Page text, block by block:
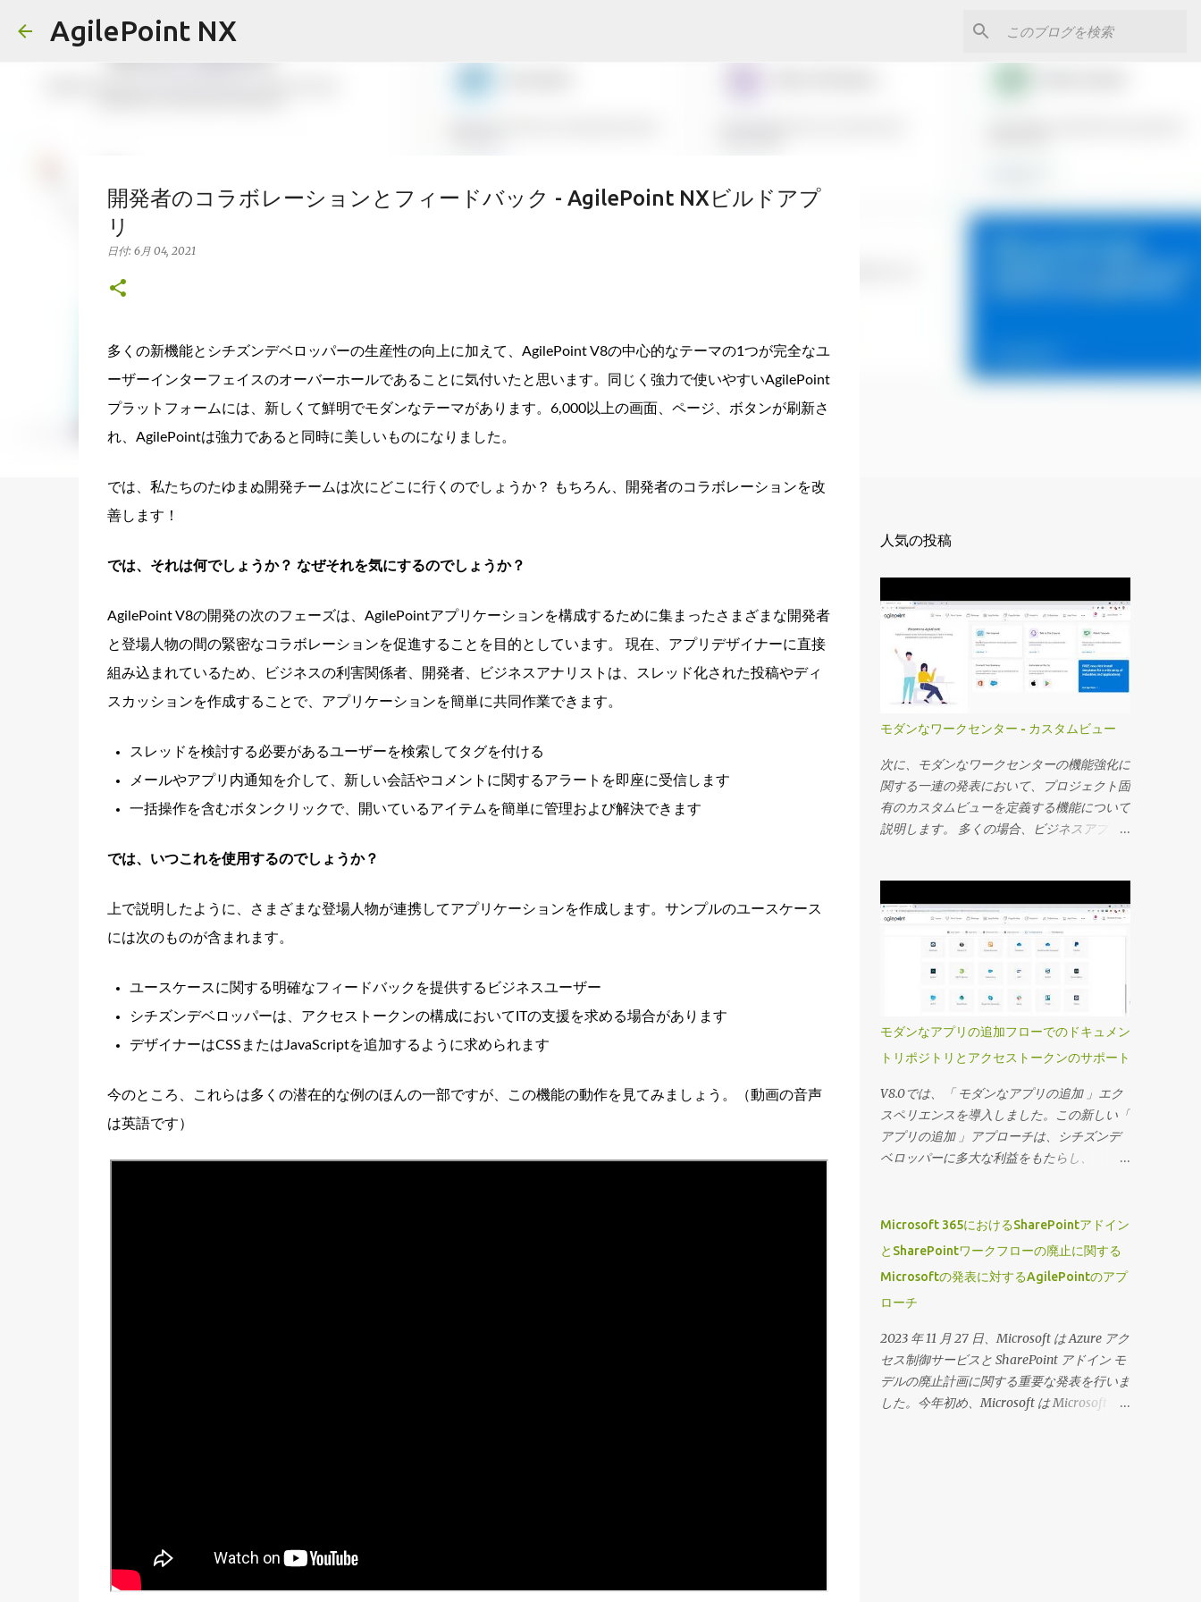
AgilePoint NX
開発者のコラボレーションとフィードバック - AgilePoint NXビルドアプ
リ
日付: 6月 04, 2021
多くの新機能とシチズンデベロッパーの生産性の向上に加えて、AgilePoint V8の中心的なテーマの1つが完全なユ
ーザーインターフェイスのオーバーホールであることに気付いたと思います。同じく強力で使いやすいAgilePoint
プラットフォームには、新しくて鮮明でモダンなテーマがあります。6,000以上の画面、ページ、ボタンが刷新さ
れ、AgilePointは強力であると同時に美しいものになりました。
では、私たちのたゆまぬ開発チームは次にどこに行くのでしょうか？ もちろん、開発者のコラボレーションを改
善します！
では、それは何でしょうか？ なぜそれを気にするのでしょうか？
AgilePoint V8の開発の次のフェーズは、AgilePointアプリケーションを構成するために集まったさまざまな開発者
と登場人物の間の緊密なコラボレーションを促進することを目的としています。 現在、アプリデザイナーに直接
組み込まれているため、ビジネスの利害関係者、開発者、ビジネスアナリストは、スレッド化された投稿やディ
スカッションを作成することで、アプリケーションを簡単に共同作業できます。
スレッドを検討する必要があるユーザーを検索してタグを付ける
メールやアプリ内通知を介して、新しい会話やコメントに関するアラートを即座に受信します
一括操作を含むボタンクリックで、開いているアイテムを簡単に管理および解決できます
では、いつこれを使用するのでしょうか？
上で説明したように、さまざまな登場人物が連携してアプリケーションを作成します。サンプルのユースケース
には次のものが含まれます。
ユースケースに関する明確なフィードバックを提供するビジネスユーザー
シチズンデベロッパーは、アクセストークンの構成においてITの支援を求める場合があります
デザイナーはCSSまたはJavaScriptを追加するように求められます
今のところ、これらは多くの潜在的な例のほんの一部ですが、この機能の動作を見てみましょう。（動画の音声
は英語です）
人気の投稿
モダンなワークセンター - カスタムビュー
次に、モダンなワークセンターの機能強化に
関する一連の発表において、プロジェクト固
有のカスタムビューを定義する機能について
説明します。 多くの場合、ビジネスアプリ
プリデータを使用するプロジェクト固有のビ
ューを定義し、詳細な監視を行うことを望ん
ては、お客様から非常に好評を博している別
のビデオで取り上げました。 このビデオで
は、カスタムプロジェクト固有のビューを定
義する方法を見ていきます。 主要な機能の
一部を次に記載します 事前定義されたアプ
リフィルターを使用してカスタムビューを設
定し、エンドユーザーが必要に応じてフィル
ターを変更したり、フィルターをロックダウ
ンしたりする機能を提供できます。 これら
ページビルダーウィジェットにのみ表示でき
るビューを定義できるため、ページデザイナ
ーでは高度にカスタマイズされたプロジェク
ト固有のランディングページとそれに対応す
るワークセンターを作成できます。 それで
（動画の音声は英語です）
モダンなアプリの追加フローでのドキュメン
トリポジトリとアクセストークンのサポート
V8.0では、「 モダンなアプリの追加 」エク
スペリエンスを導入しました。この新しい「
アプリの追加 」アプローチは、シチズンデ
ベロッパーに多大な利益をもたらし、
ックに関する私の以前のブログにアクセスす
るには、 「アプリを追加」が主流に！ をク
ッパーコミュニティをサポートするという私
たちのコミットメントを継続し、この機能に
2つの新しい拡張機能を導入できることを嬉
しく思います。 ドキュメントリポジトリと
アクセストークンを「 アプリの追加 」フロ
ーに含めました。 ウィザード主導のエクス
ペリエンスの一部として、ユーザーはドキュ
Microsoft 365におけるSharePointアドイン
とSharePointワークフローの廃止に関する
Microsoftの発表に対するAgilePointのアプ
ローチ
2023 年 11 月 27 日、Microsoft は Azure アク
セス制御サービスと SharePoint アドイン モ
デルの廃止計画に関する重要な発表を行いま
した。今年初め、Microsoft は Microsoft 365